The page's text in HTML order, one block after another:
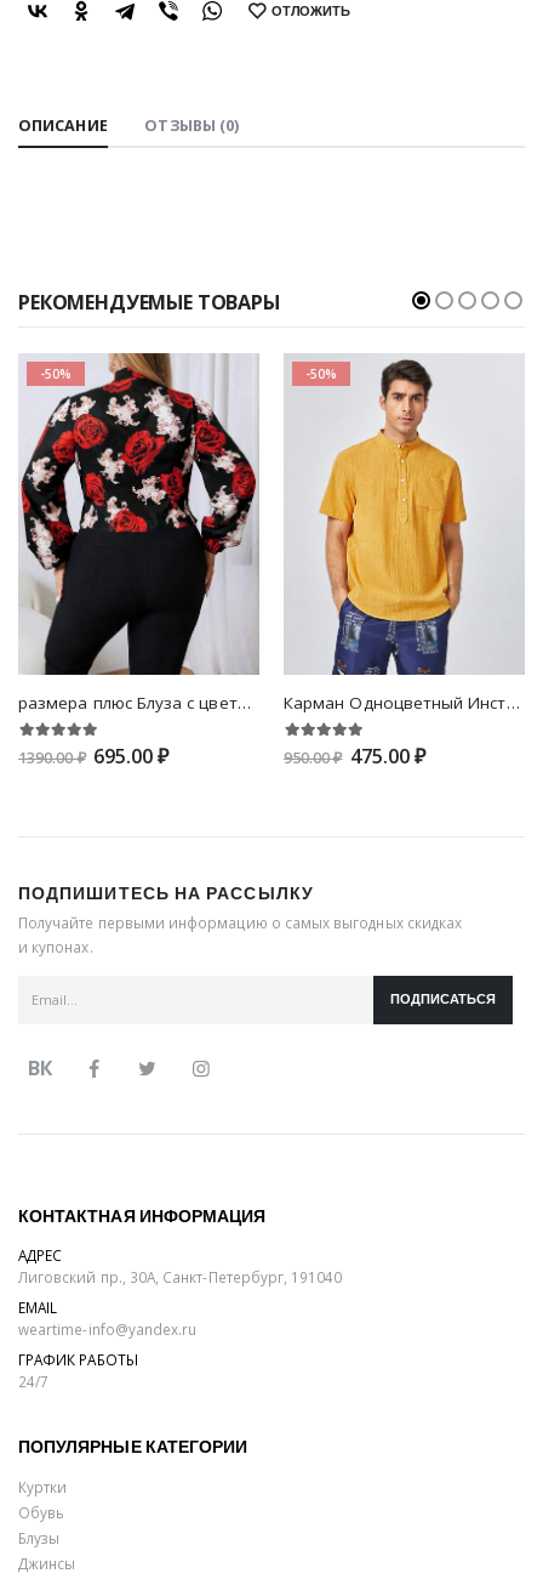
SHARE: ОТЛОЖИТЬ
ОПИСАНИЕ ОТЗЫВЫ (0)
РЕКОМЕНДУЕМЫЕ ТОВАРЫ
-50%
размера плюс Блуза с цветочным принтом с воротником-бантом с рукавами-фонариками
1390.00 ₽ 695.00 ₽
-50%
Карман Одноцветный Институтский Мужские рубашки
950.00 ₽ 475.00 ₽
ПОДПИШИТЕСЬ НА РАССЫЛКУ
Получайте первыми информацию о самых выгодных скидках
и купонах.
ПОДПИСАТЬСЯ
ВК
КОНТАКТНАЯ ИНФОРМАЦИЯ
АДРЕС
Лиговский пр., 30А, Санкт-Петербург, 191040
EMAIL
weartime-info@yandex.ru
ГРАФИК РАБОТЫ
24/7
ПОПУЛЯРНЫЕ КАТЕГОРИИ
Куртки
Обувь
Блузы
Джинсы